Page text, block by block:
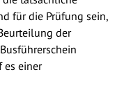
für die Prüfung sein,
der
es einer